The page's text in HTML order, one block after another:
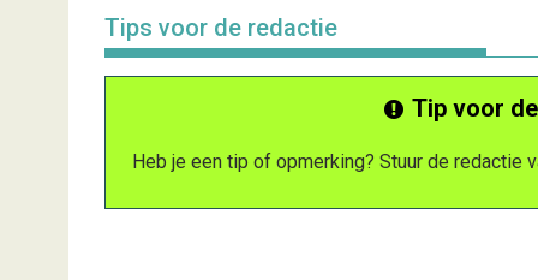
Tips voor de redactie
Tip voor
Heb je een tip of opmerking? Stuur de redactie